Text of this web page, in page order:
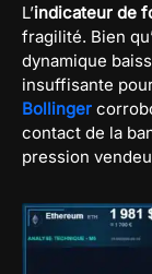
L’indicateur de
fragilité. Bien
dynamique
insuffisante
Bollinger
contact de la
pression